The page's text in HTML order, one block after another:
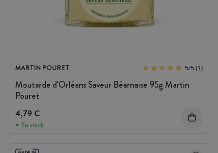
MARTIN POURET 5/5(1)
Moutarde d'Orléans Saveur Béarnaise 95g Martin
Pouret
4,79 €
En stock